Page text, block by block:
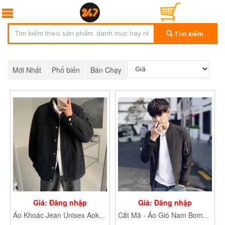
Tìm kiếm
Mới Nhất Phổ biến Bán Chạy
Giá: Đăng nhập
Áo Khoác Jean Unisex Aokhoacjeannam236
Giá: Đăng nhập
Cắt Mã - Áo Gió Nam Bomber 2 Lớp - P3/K7